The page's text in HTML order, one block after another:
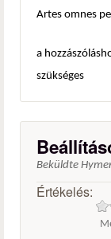
Artes omnes
a
szükséges
Beküldte
Értékelés: